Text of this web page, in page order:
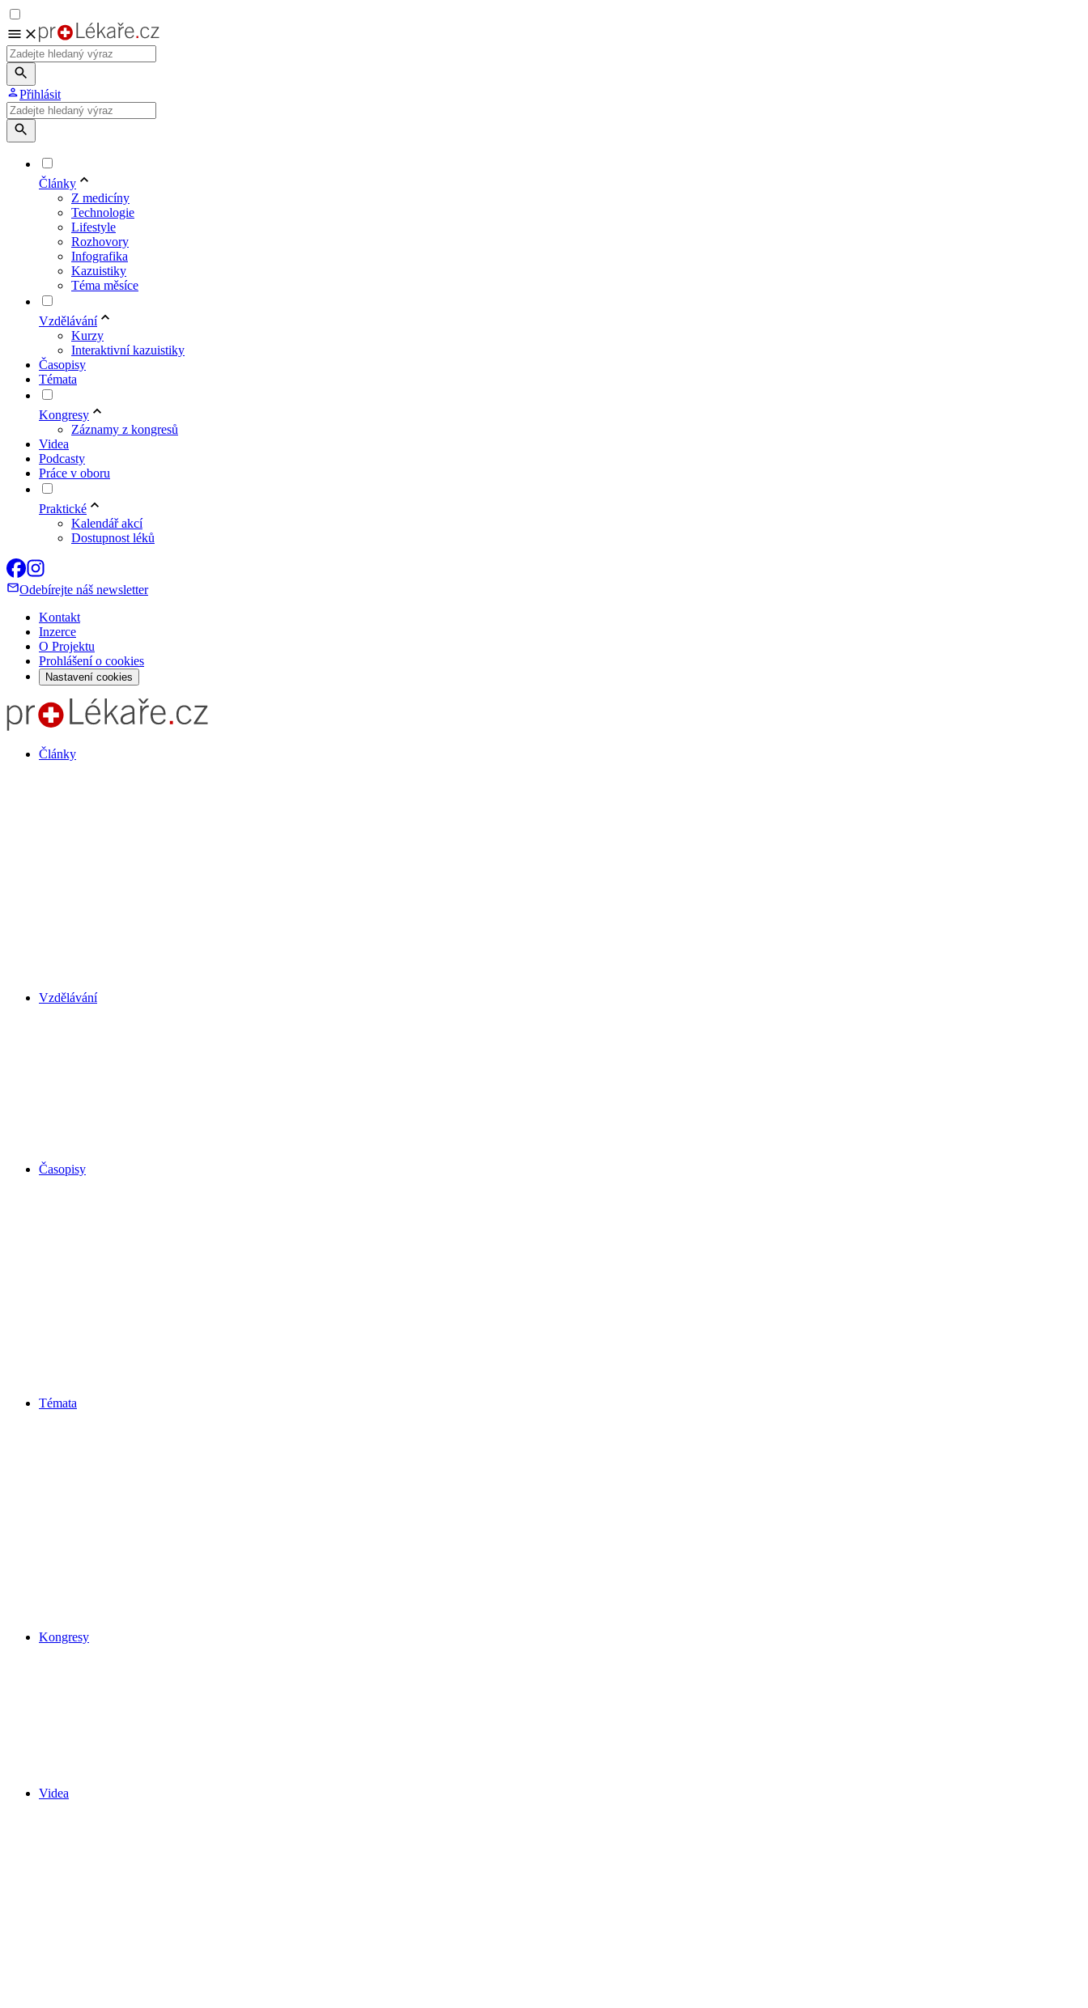
Přihlásit
Články
Z medicíny
Technologie
Lifestyle
Rozhovory
Infografika
Kazuistiky
Téma měsíce
Vzdělávání
Kurzy
Interaktivní kazuistiky
Časopisy
Témata
Kongresy
Záznamy z kongresů
Videa
Podcasty
Práce v oboru
Praktické
Kalendář akcí
Dostupnost léků
Odebírejte náš newsletter
Kontakt
Inzerce
O Projektu
Prohlášení o cookies
Nastavení cookies
Články
Vzdělávání
Časopisy
Témata
Kongresy
Videa